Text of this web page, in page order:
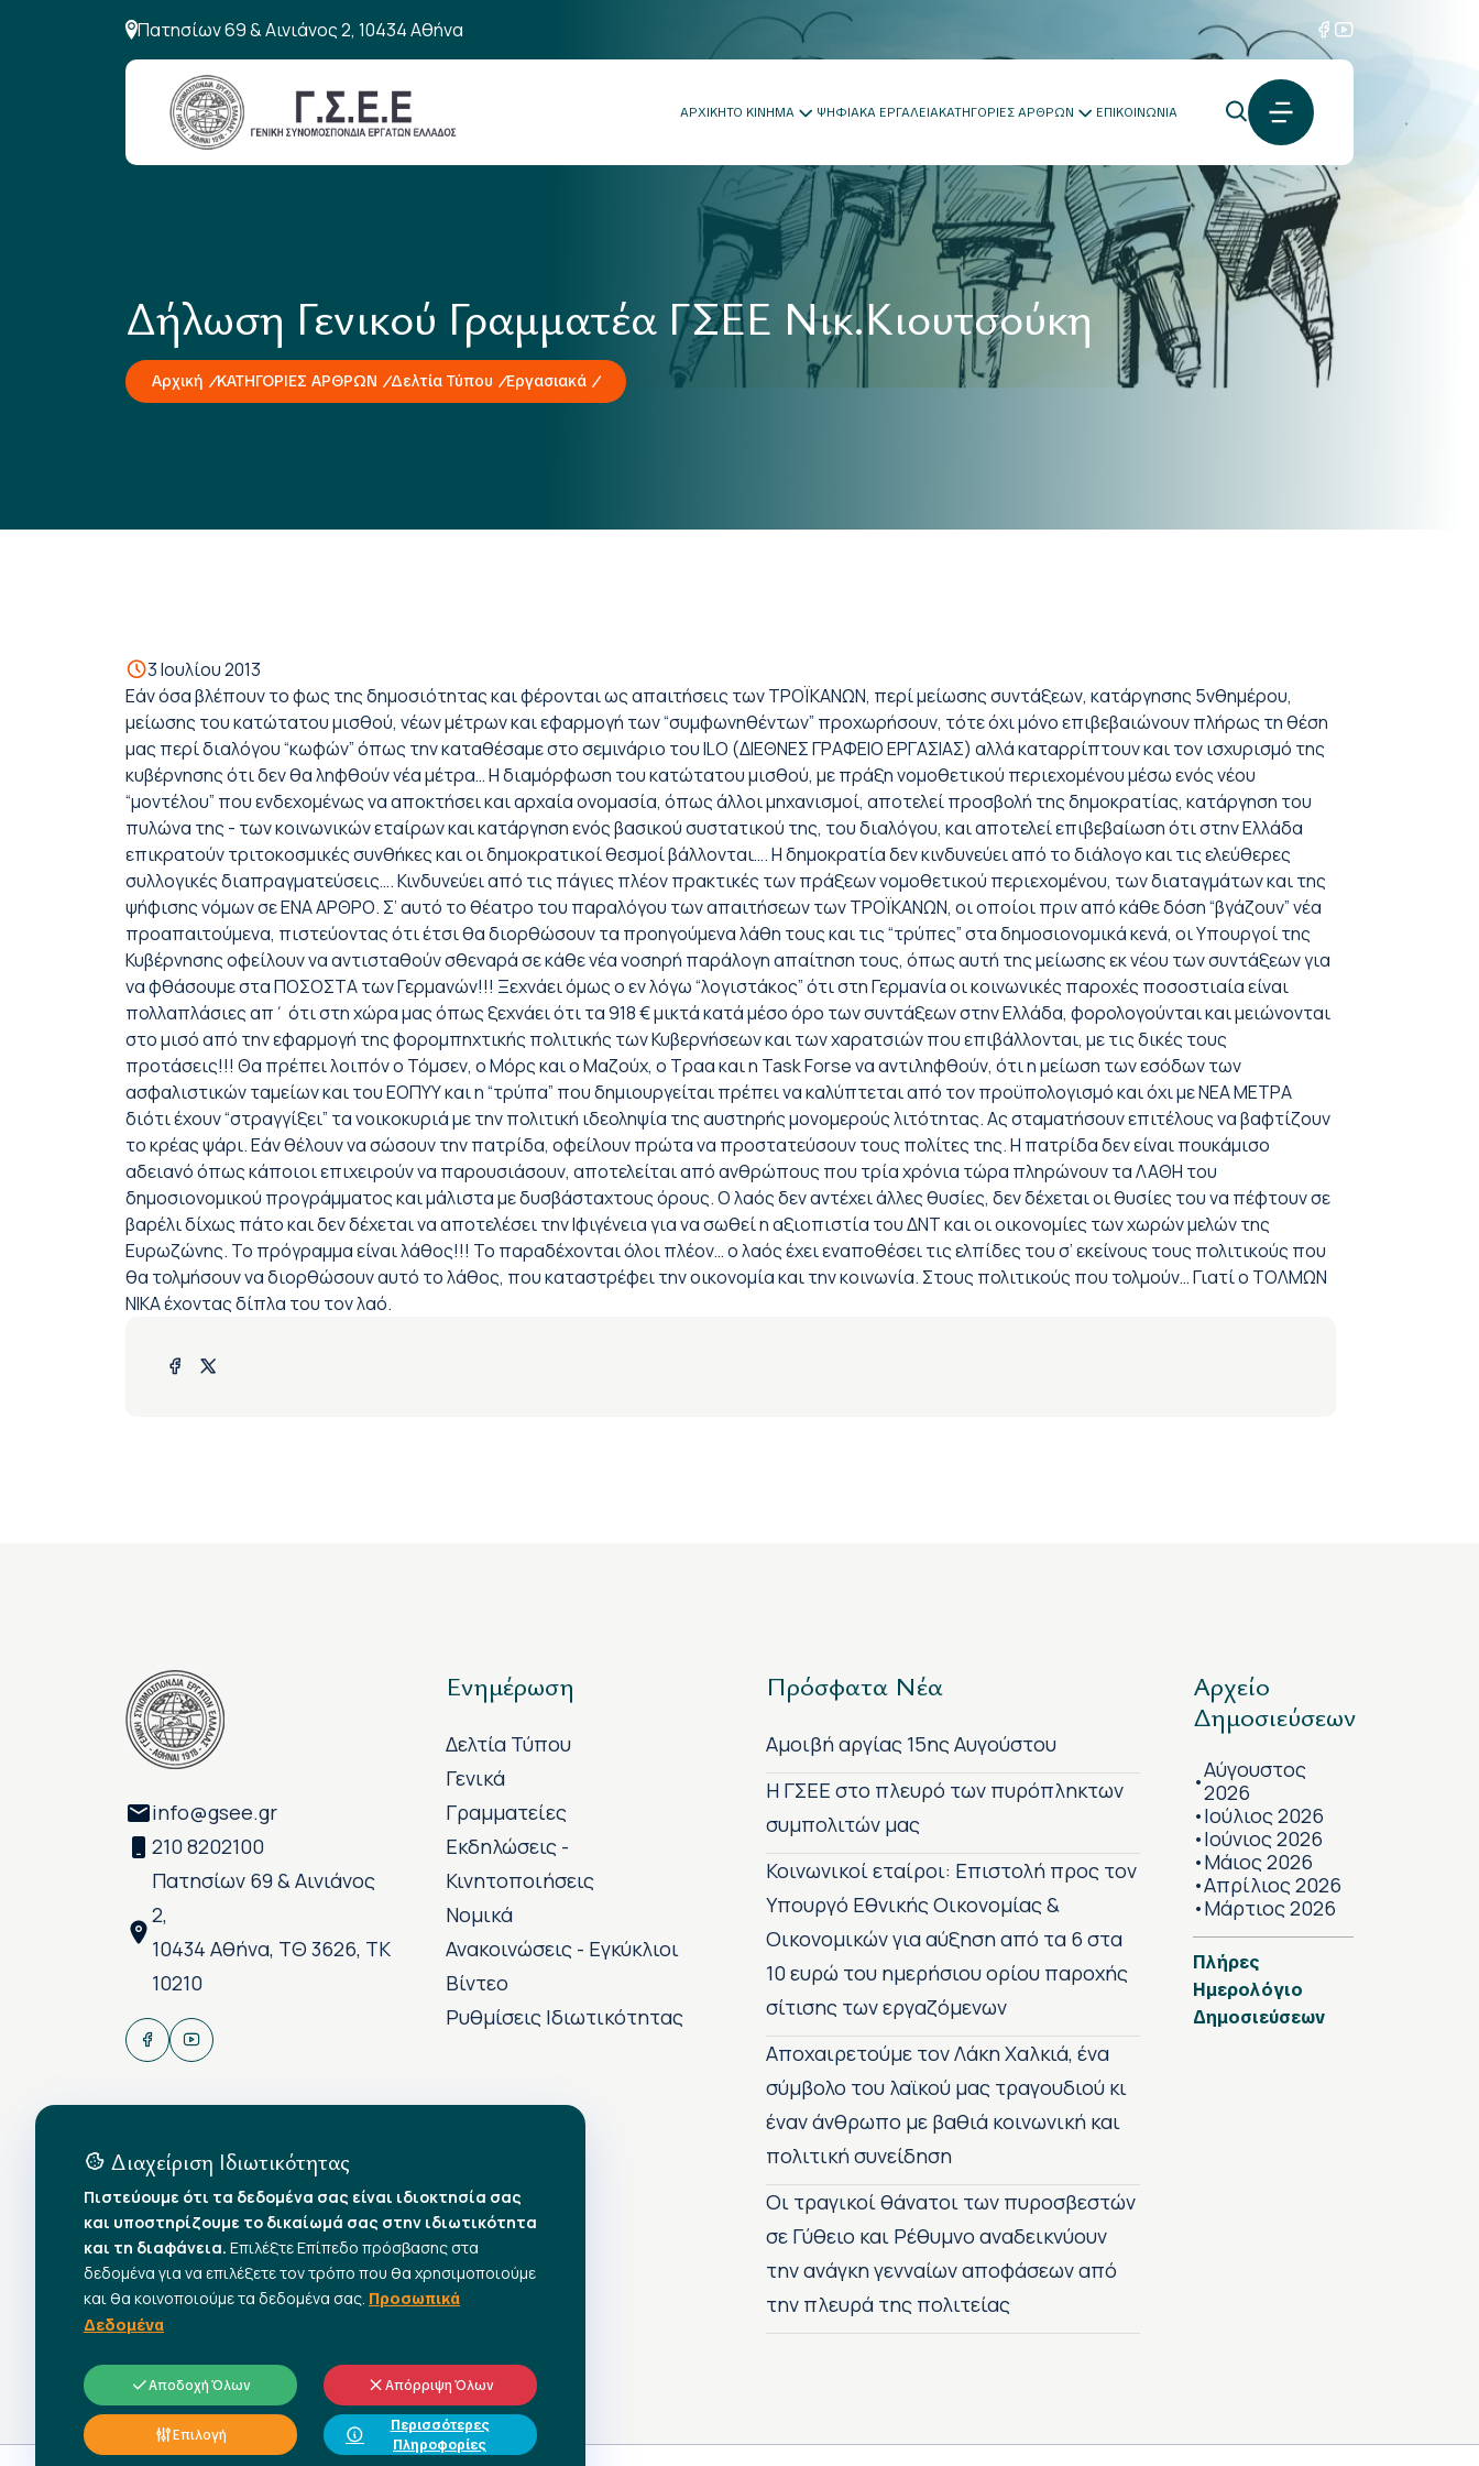
Πατησίων 69 & Αινιάνος 2, 10434 Αθήνα
ΑΡΧΙΚΗΤΟ ΚΙΝΗΜΑ ΨΗΦΙΑΚΑ ΕΡΓΑΛΕΙΑΚΑΤΗΓΟΡΙΕΣ ΑΡΘΡΩΝ ΕΠΙΚΟΙΝΩΝΙΑ
Δήλωση Γενικού Γραμματέα ΓΣΕΕ Νικ.Κιουτσούκη
Αρχική ΚΑΤΗΓΟΡΙΕΣ ΑΡΘΡΩΝ Δελτία Τύπου Εργασιακά
3 Ιουλίου 2013
Εάν όσα βλέπουν το φως της δημοσιότητας και φέρονται ως απαιτήσεις των ΤΡΟΪΚΑΝΩΝ, περί μείωσης συντάξεων, κατάργησης 5νθημέρου,
μείωσης του κατώτατου μισθού, νέων μέτρων και εφαρμογή των “συμφωνηθέντων” προχωρήσουν, τότε όχι μόνο επιβεβαιώνουν πλήρως τη θέση
μας περί διαλόγου “κωφών” όπως την καταθέσαμε στο σεμινάριο του ILO (ΔΙΕΘΝΕΣ ΓΡΑΦΕΙΟ ΕΡΓΑΣΙΑΣ) αλλά καταρρίπτουν και τον ισχυρισμό της
κυβέρνησης ότι δεν θα ληφθούν νέα μέτρα… Η διαμόρφωση του κατώτατου μισθού, με πράξη νομοθετικού περιεχομένου μέσω ενός νέου
“μοντέλου” που ενδεχομένως να αποκτήσει και αρχαία ονομασία, όπως άλλοι μηχανισμοί, αποτελεί προσβολή της δημοκρατίας, κατάργηση του
πυλώνα της - των κοινωνικών εταίρων και κατάργηση ενός βασικού συστατικού της, του διαλόγου, και αποτελεί επιβεβαίωση ότι στην Ελλάδα
επικρατούν τριτοκοσμικές συνθήκες και οι δημοκρατικοί θεσμοί βάλλονται…. Η δημοκρατία δεν κινδυνεύει από το διάλογο και τις ελεύθερες
συλλογικές διαπραγματεύσεις…. Κινδυνεύει από τις πάγιες πλέον πρακτικές των πράξεων νομοθετικού περιεχομένου, των διαταγμάτων και της
ψήφισης νόμων σε ΕΝΑ ΑΡΘΡΟ. Σ’ αυτό το θέατρο του παραλόγου των απαιτήσεων των ΤΡΟΪΚΑΝΩΝ, οι οποίοι πριν από κάθε δόση “βγάζουν” νέα
προαπαιτούμενα, πιστεύοντας ότι έτσι θα διορθώσουν τα προηγούμενα λάθη τους και τις “τρύπες” στα δημοσιονομικά κενά, οι Υπουργοί της
Κυβέρνησης οφείλουν να αντισταθούν σθεναρά σε κάθε νέα νοσηρή παράλογη απαίτηση τους, όπως αυτή της μείωσης εκ νέου των συντάξεων για
να φθάσουμε στα ΠΟΣΟΣΤΑ των Γερμανών!!! Ξεχνάει όμως ο εν λόγω “λογιστάκος” ότι στη Γερμανία οι κοινωνικές παροχές ποσοστιαία είναι
πολλαπλάσιες απ΄ ότι στη χώρα μας όπως ξεχνάει ότι τα 918 € μικτά κατά μέσο όρο των συντάξεων στην Ελλάδα, φορολογούνται και μειώνονται
στο μισό από την εφαρμογή της φορομπηχτικής πολιτικής των Κυβερνήσεων και των χαρατσιών που επιβάλλονται, με τις δικές τους
προτάσεις!!! Θα πρέπει λοιπόν ο Τόμσεν, ο Μόρς και ο Μαζούχ, ο Τραα και η Task Forse να αντιληφθούν, ότι η μείωση των εσόδων των
ασφαλιστικών ταμείων και του ΕΟΠΥΥ και η “τρύπα” που δημιουργείται πρέπει να καλύπτεται από τον προϋπολογισμό και όχι με ΝΕΑ ΜΕΤΡΑ
διότι έχουν “στραγγίξει” τα νοικοκυριά με την πολιτική ιδεοληψία της αυστηρής μονομερούς λιτότητας. Ας σταματήσουν επιτέλους να βαφτίζουν
το κρέας ψάρι. Εάν θέλουν να σώσουν την πατρίδα, οφείλουν πρώτα να προστατεύσουν τους πολίτες της. Η πατρίδα δεν είναι πουκάμισο
αδειανό όπως κάποιοι επιχειρούν να παρουσιάσουν, αποτελείται από ανθρώπους που τρία χρόνια τώρα πληρώνουν τα ΛΑΘΗ του
δημοσιονομικού προγράμματος και μάλιστα με δυσβάσταχτους όρους. Ο λαός δεν αντέχει άλλες θυσίες, δεν δέχεται οι θυσίες του να πέφτουν σε
βαρέλι δίχως πάτο και δεν δέχεται να αποτελέσει την Ιφιγένεια για να σωθεί η αξιοπιστία του ΔΝΤ και οι οικονομίες των χωρών μελών της
Ευρωζώνης. Το πρόγραμμα είναι λάθος!!! Το παραδέχονται όλοι πλέον… ο λαός έχει εναποθέσει τις ελπίδες του σ’ εκείνους τους πολιτικούς που
θα τολμήσουν να διορθώσουν αυτό το λάθος, που καταστρέφει την οικονομία και την κοινωνία. Στους πολιτικούς που τολμούν… Γιατί ο ΤΟΛΜΩΝ
ΝΙΚΑ έχοντας δίπλα του τον λαό.
info@gsee.gr
210 8202100
Πατησίων 69 & Αινιάνος
2,
10434 Αθήνα, ΤΘ 3626, ΤΚ
10210
Ενημέρωση
Δελτία Τύπου
Γενικά
Γραμματείες
Εκδηλώσεις -
Κινητοποιήσεις
Νομικά
Ανακοινώσεις - Εγκύκλιοι
Βίντεο
Ρυθμίσεις Ιδιωτικότητας
Πρόσφατα Νέα
Αμοιβή αργίας 15ης Αυγούστου
H ΓΣΕΕ στο πλευρό των πυρόπληκτων
συμπολιτών μας
Κοινωνικοί εταίροι: Επιστολή προς τον
Υπουργό Εθνικής Οικονομίας &
Οικονομικών για αύξηση από τα 6 στα
10 ευρώ του ημερήσιου ορίου παροχής
σίτισης των εργαζόμενων
Αποχαιρετούμε τον Λάκη Χαλκιά, ένα
σύμβολο του λαϊκού μας τραγουδιού κι
έναν άνθρωπο με βαθιά κοινωνική και
πολιτική συνείδηση
Οι τραγικοί θάνατοι των πυροσβεστών
σε Γύθειο και Ρέθυμνο αναδεικνύουν
την ανάγκη γενναίων αποφάσεων από
την πλευρά της πολιτείας
Αρχείο
Δημοσιεύσεων
•Αύγουστος
2026
•Ιούλιος 2026
•Ιούνιος 2026
•Μάιος 2026
•Απρίλιος 2026
•Μάρτιος 2026
Πλήρες
Ημερολόγιο
Δημοσιεύσεων
Διαχείριση Ιδιωτικότητας
Πιστεύουμε ότι τα δεδομένα σας είναι ιδιοκτησία σας
και υποστηρίζουμε το δικαίωμά σας στην ιδιωτικότητα
και τη διαφάνεια. Επιλέξτε Επίπεδο πρόσβασης στα
δεδομένα για να επιλέξετε τον τρόπο που θα χρησιμοποιούμε
και θα κοινοποιούμε τα δεδομένα σας. Προσωπικά
Δεδομένα
Αποδοχή Όλων Απόρριψη Όλων
Επιλογή
Περισσότερες
Πληροφορίες